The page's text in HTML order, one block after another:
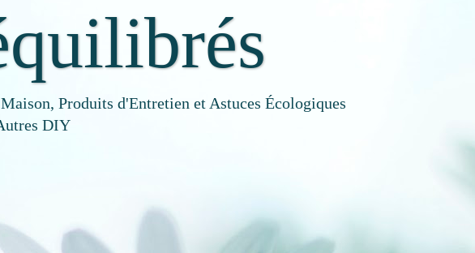
Produits d'Entretien et Astuces Écologiques
DIY